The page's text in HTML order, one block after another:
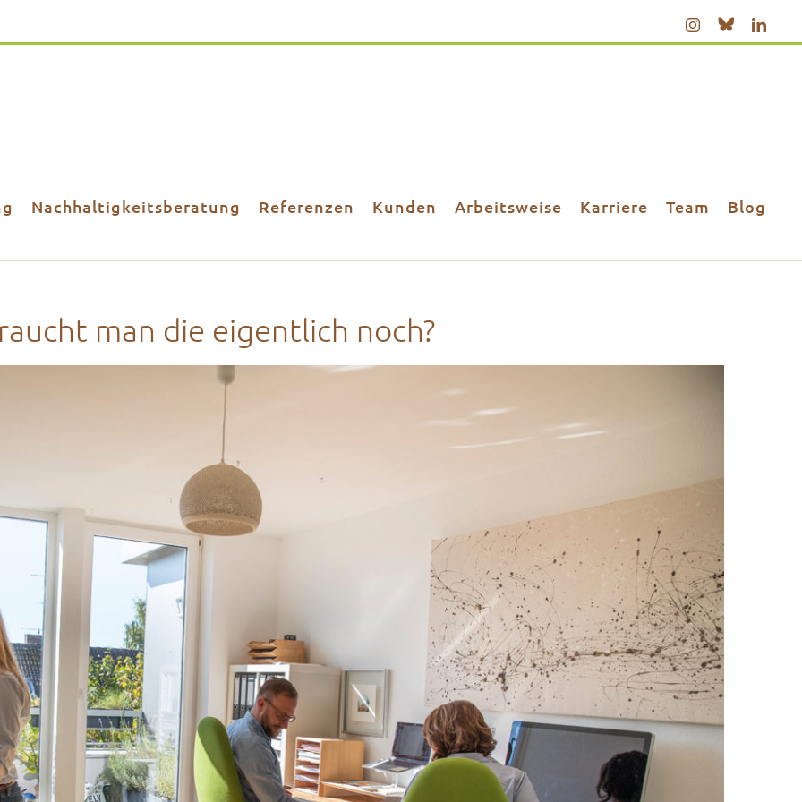
InstagramBluesky
Nachhaltigkeitsberatung Referenzen Kunden Arbeitsweise Karriere Team Blog
man die eigentlich noch?